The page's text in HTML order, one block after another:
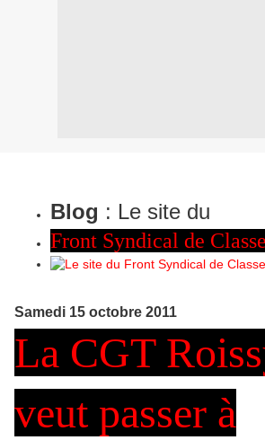
Blog : Le site du
Front Syndical de Classe
Samedi 15 octobre 2011
La CGT
veut passer à